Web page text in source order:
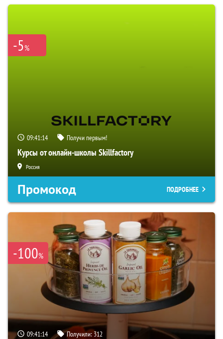
-5%
09:41:13 Получи первым!
Курсы от онлайн-школы Skillfactory
Россия
Промокод ПОДРОБНЕЕ
-100%
09:41:13 Получили: 312